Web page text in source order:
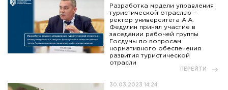
Разработка модели управления
туристической отраслью –
ректор университета А.А.
Федулин принял участие в
заседании рабочей группы
Госдумы по вопросам
нормативного обеспечения
развития туристической
отрасли
ПЕРЕЙТИ
30.03.2023 14:24